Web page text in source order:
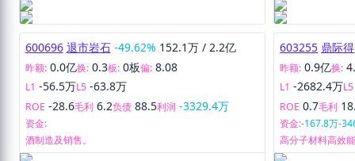
600696 退市岩石 -49.62% 152.1万 / 2.2亿
昨额: 0.0亿换: 0.3板: 0板偏: 8.08
L1 -56.5万L5 -63.8万
ROE -28.6毛利 6.2负债 88.5利润 -3329.4万
资金:
酒制造及销售。
603255 鼎际得
昨额: 0.9亿换:
L1 -2682.4万L5
ROE 0.7毛利
资金:-167.8万-
高分子材料高效
售。